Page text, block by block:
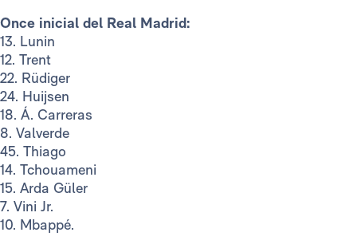
Once inicial del Real Madrid:
13. Lunin
12. Trent
22. Rüdiger
24. Huijsen
18. Á. Carreras
8. Valverde
45. Thiago
14. Tchouameni
15. Arda Güler
7. Vini Jr.
10. Mbappé.